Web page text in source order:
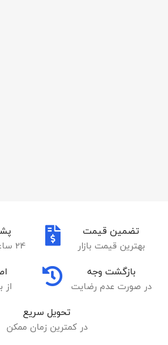
تضمین قیمت
بهترین قیمت بازار 24 ساعته، 7 روز هفته
بازگشت وجه
در صورت عدم رضایت از
تحویل سریع
در کمترین زمان ممکن